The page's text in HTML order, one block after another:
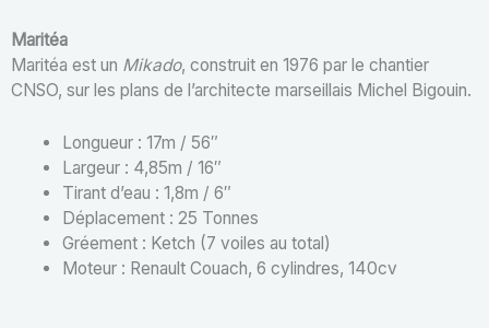
Maritéa
Maritéa est un Mikado, construit en 1976 par le chantier
CNSO, sur les plans de l’architecte marseillais Michel Bigouin.
Longueur : 17m / 56″
Largeur : 4,85m / 16″
Tirant d’eau : 1,8m / 6″
Déplacement : 25 Tonnes
Gréement : Ketch (7 voiles au total)
Moteur : Renault Couach, 6 cylindres, 140cv